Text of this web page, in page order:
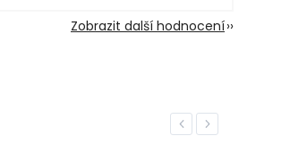
Zobrazit další hodnocení
Previous
Next